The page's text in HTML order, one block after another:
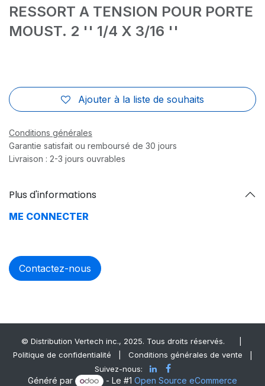
RESSORT A TENSION POUR PORTE
MOUST. 2 '' 1/4 X 3/16 ''
Ajouter à la liste de souhaits
Conditions générales
Garantie satisfait ou remboursé de 30 jours
Livraison : 2-3 jours ouvrables
Plus d'informations
ME CONNECTER
Contactez-nous
© Distrib​ution Vertech ​inc., 2025. Tous droits réservés.
Politique de confidentialité
Conditions générales de vente
Suivez-nous:
Généré par - Le #1Open Source eCommerce